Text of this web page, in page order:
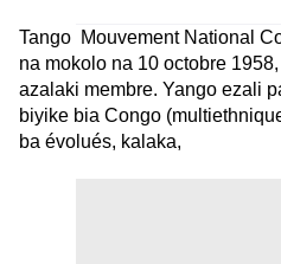
Tango Mouvement National
na mokolo na 10 octobre
azalaki membre. Yango ezali
biyike bia Congo
ba évolués, kalaka,